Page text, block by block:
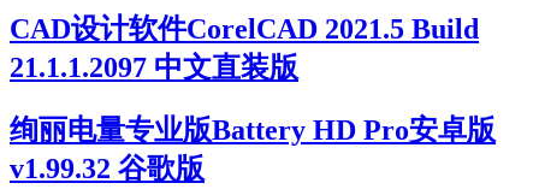
CAD设计软件CorelCAD 2021.5 Build
21.1.1.2097 中文直装版
绚丽电量专业版Battery HD Pro安卓版
v1.99.32 谷歌版